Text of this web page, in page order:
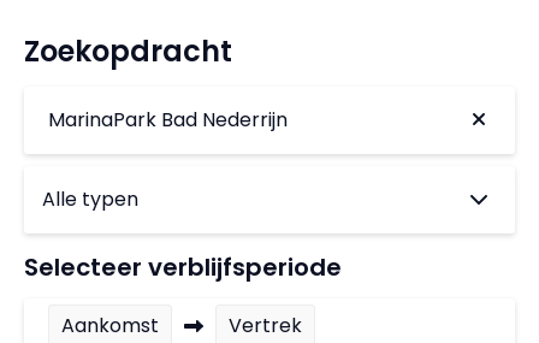
Zoekopdracht
MarinaPark Bad Nederrijn
Selecteer verblijfsperiode
Aankomst Vertrek